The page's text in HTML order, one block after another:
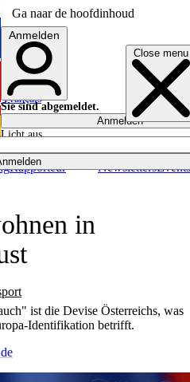
Ga naar de hoofdinhoud
Close menu
Rapporteur NewslettersEvents
English
Français
Anmelden
Sie sind abgemeldet.
Anmelden
Licht aus
in
ist die Devise Österreichs, was
Identifikation betrifft.